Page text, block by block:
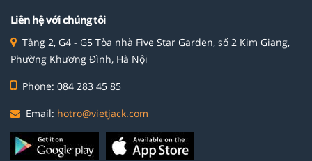
Liên hệ với chúng tôi
Tầng 2, G4 - G5 Tòa nhà Five Star Garden, số 2 Kim Giang,
Phường Khương Đình, Hà Nội
Phone: 084 283 45 85
Email: hotro@vietjack.com